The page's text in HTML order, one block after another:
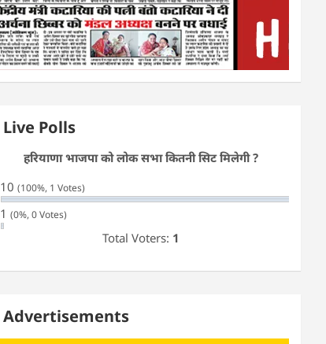
Live Polls
हरियाणा भाजपा को लोक सभा कितनी सिट मिलेगी ?
10(100%, 1 Votes)
1(0%, 0 Votes)
Total Voters: 1
Advertisements